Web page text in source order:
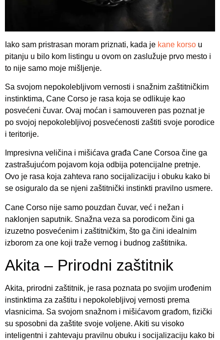
Iako sam pristrasan moram priznati, kada je kane korso u
pitanju u bilo kom listingu u ovom on zaslužuje prvo mesto i
to nije samo moje mišljenje.
Sa svojom nepokolebljivom vernosti i snažnim zaštitničkim
instinktima, Cane Corso je rasa koja se odlikuje kao
posvećeni čuvar. Ovaj moćan i samouveren pas poznat je
po svojoj nepokolebljivoj posvećenosti zaštiti svoje porodice
i teritorije.
Impresivna veličina i mišićava građa Cane Corsoa čine ga
zastrašujućom pojavom koja odbija potencijalne pretnje.
Ovo je rasa koja zahteva rano socijalizaciju i obuku kako bi
se osiguralo da se njeni zaštitnički instinkti pravilno usmere.
Cane Corso nije samo pouzdan čuvar, već i nežan i
naklonjen saputnik. Snažna veza sa porodicom čini ga
izuzetno posvećenim i zaštitničkim, što ga čini idealnim
izborom za one koji traže vernog i budnog zaštitnika.
Akita – Prirodni zaštitnik
Akita, prirodni zaštitnik, je rasa poznata po svojim urođenim
instinktima za zaštitu i nepokolebljivoj vernosti prema
vlasnicima. Sa svojom snažnom i mišićavom građom, fizički
su sposobni da zaštite svoje voljene. Akiti su visoko
inteligentni i zahtevaju pravilnu obuku i socijalizaciju kako bi